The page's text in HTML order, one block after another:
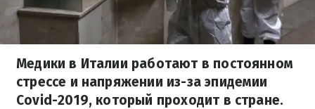
Медики в Италии работают в постоянном
стрессе и напряжении из-за эпидемии
Covid-2019, который проходит в стране.